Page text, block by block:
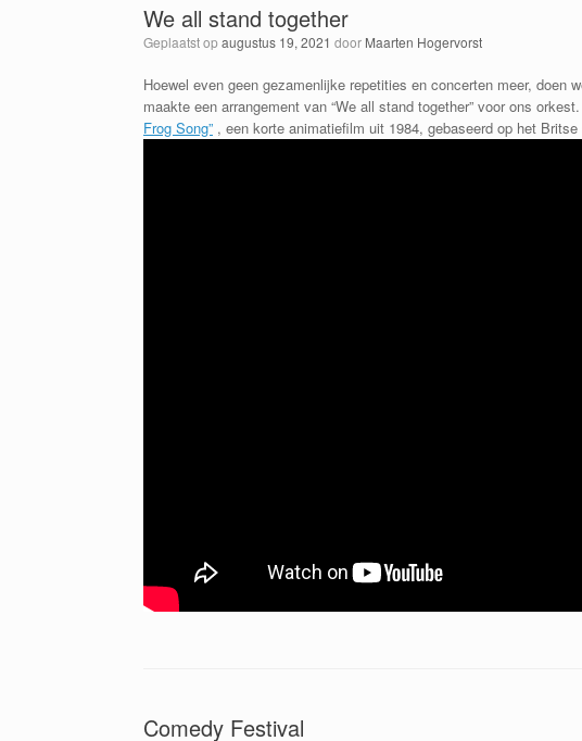
We all stand together
Geplaatst opaugustus 19, 2021 door Maarten Hogervorst
Hoewel even geen gezamenlijke repetities en concerten meer, doen
maakte een arrangement van “We all stand together” voor ons
Frog Song” , een korte animatiefilm uit 1984, gebaseerd op het
Comedy Festival